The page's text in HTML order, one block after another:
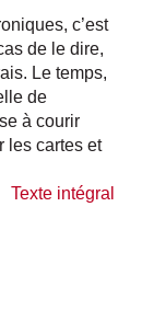
c’est
de le dire,
Le temps,
de
à courir
les cartes et
Texte intégral